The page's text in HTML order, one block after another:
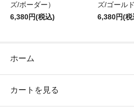
ズ/ボーダー）
6,380円(税込)
ズ/ゴール
6,380円(税
ホーム
カートを見る